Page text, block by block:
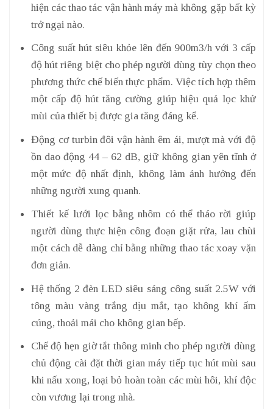
hiện các thao tác vận hành máy mà không gặp bất kỳ
trở ngại nào.
Công suất hút siêu khỏe lên đến 900m3/h với 3 cấp
độ hút riêng biệt cho phép người dùng tùy chọn theo
phương thức chế biến thực phẩm. Việc tích hợp thêm
một cấp độ hút tăng cường giúp hiệu quả lọc khử
mùi của thiết bị được gia tăng đáng kể.
Động cơ turbin đôi vận hành êm ái, mượt mà với độ
ồn dao động 44 – 62 dB, giữ không gian yên tĩnh ở
một mức độ nhất định, không làm ảnh hưởng đến
những người xung quanh.
Thiết kế lưới lọc bằng nhôm có thể tháo rời giúp
người dùng thực hiện công đoạn giặt rửa, lau chùi
một cách dễ dàng chỉ bằng những thao tác xoay vặn
đơn giản.
Hệ thống 2 đèn LED siêu sáng công suất 2.5W với
tông màu vàng trắng dịu mắt, tạo không khí ấm
cúng, thoải mái cho không gian bếp.
Chế độ hẹn giờ tắt thông minh cho phép người dùng
chủ động cài đặt thời gian máy tiếp tục hút mùi sau
khi nấu xong, loại bỏ hoàn toàn các mùi hôi, khí độc
còn vương lại trong nhà.